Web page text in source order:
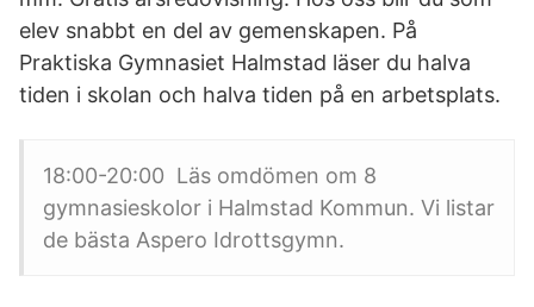
elev snabbt en del av gemenskapen. På
Praktiska Gymnasiet Halmstad läser du halva
tiden i skolan och halva tiden på en arbetsplats.
18:00-20:00 Läs omdömen om 8
gymnasieskolor i Halmstad Kommun. Vi listar
de bästa Aspero Idrottsgymn.